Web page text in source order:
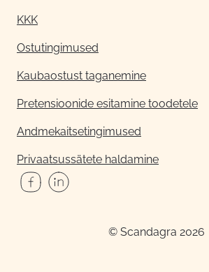
KKK
Ostutingimused
Kaubaostust taganemine
Pretensioonide esitamine toodetele
Andmekaitsetingimused
Privaatsussätete haldamine
© Scandagra 2026